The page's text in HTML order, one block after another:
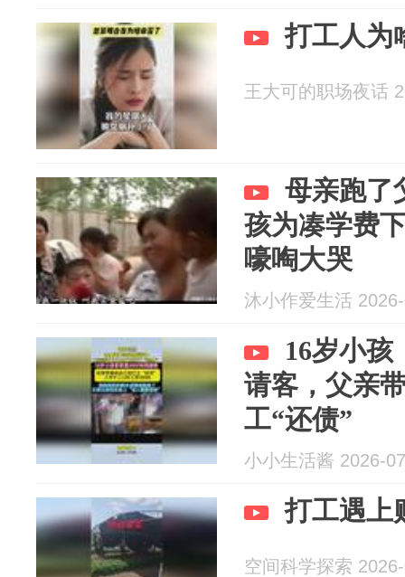
打工人为
王大可的职场夜话
母亲跑了
孩为凑学费
嚎啕大哭
沐小作爱生活
16岁小孩
请客，父亲
工“还债”
小小生活酱 2026-
打工遇上
空间科学探索